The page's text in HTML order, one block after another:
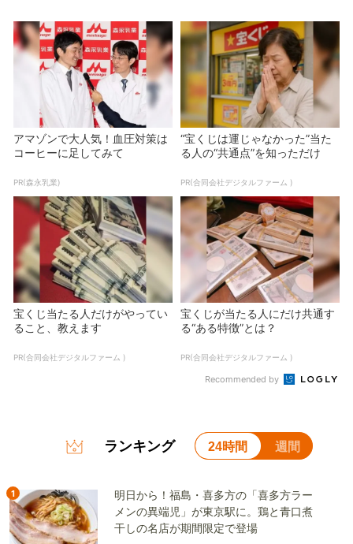
アマゾンで大人気！血圧対策は
コーヒーに足してみて
PR(森永乳業)
“宝くじは運じゃなかった”当た
る人の“共通点”を知っただけ
PR(合同会社デジタルファーム )
宝くじ当たる人だけがやってい
ること、教えます
PR(合同会社デジタルファーム )
宝くじが当たる人にだけ共通す
る“ある特徴”とは？
PR(合同会社デジタルファーム )
Recommended by
ランキング 24時間 週間
1
明日から！福島・喜多方の「喜多方ラー
メンの異端児」が東京駅に。鶏と青口煮
干しの名店が期間限定で登場